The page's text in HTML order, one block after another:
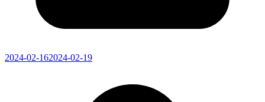
2024-02-162024-02-19